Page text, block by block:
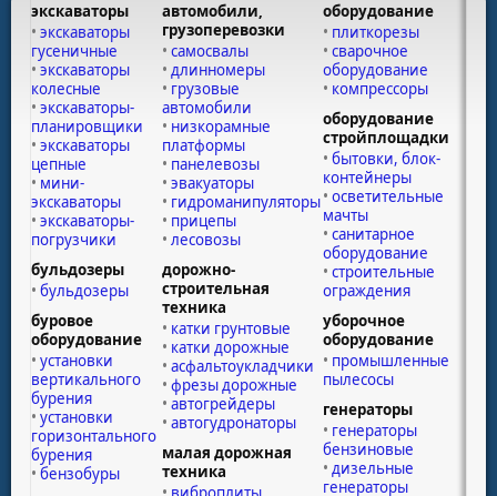
экскаваторы
экскаваторы
гусеничные
экскаваторы
колесные
экскаваторы-
планировщики
экскаваторы
цепные
мини-
экскаваторы
экскаваторы-
погрузчики
бульдозеры
бульдозеры
буровое
оборудование
установки
вертикального
бурения
установки
горизонтального
бурения
бензобуры
автомобили,
грузоперевозки
самосвалы
длинномеры
грузовые
автомобили
низкорамные
платформы
панелевозы
эвакуаторы
гидроманипуляторы
прицепы
лесовозы
дорожно-
строительная
техника
катки грунтовые
катки дорожные
асфальтоукладчики
фрезы дорожные
автогрейдеры
автогудронаторы
малая дорожная
техника
оборудование
плиткорезы
сварочное
оборудование
компрессоры
оборудование
стройплощадки
бытовки, блок-
контейнеры
осветительные
мачты
санитарное
оборудование
строительные
ограждения
уборочное
оборудование
промышленные
пылесосы
генераторы
генераторы
бензиновые
дизельные
генераторы